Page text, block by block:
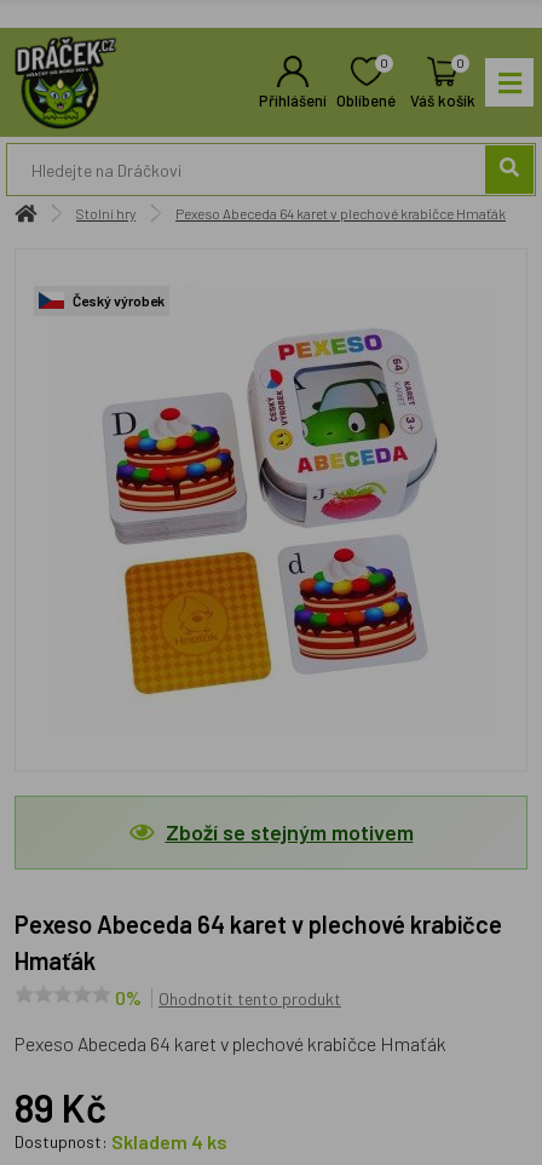
Přihlášení
0
Oblíbené
0
Váš košík
Stolní hry Pexeso Abeceda 64 karet v plechové krabičce Hmaťák
Český výrobek
Zboží se stejným motivem
Pexeso Abeceda 64 karet v plechové krabičce
Hmaťák
0% Ohodnotit tento produkt
Pexeso Abeceda 64 karet v plechové krabičce Hmaťák
89 Kč
Dostupnost: Skladem 4 ks